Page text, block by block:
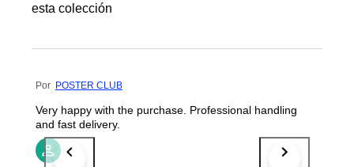
esta colección
Por POSTER CLUB
Very happy with the purchase. Professional handling
and fast delivery.